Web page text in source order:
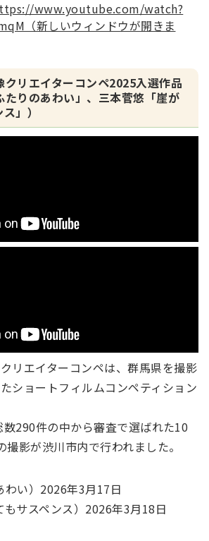
www.youtube.com/watch?
（新しいウィンドウが開きま
クリエイターコンペ2025入選作品
たりのあわい」、三本菅悠「崖が
」）
リエイターコンペは、群馬県を撮影
ショートフィルムコンペティション
290件の中から審査で選ばれた10
影が渋川市内で行われました。
わい）2026年3月17日
もサスペンス）2026年3月18日